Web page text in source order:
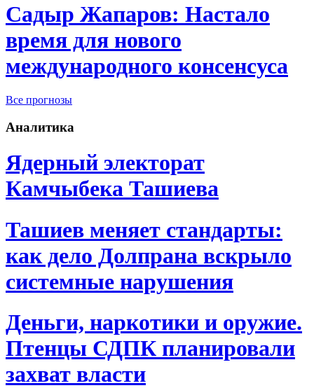
Садыр Жапаров: Настало
время для нового
международного консенсуса
Все прогнозы
Аналитика
Ядерный электорат
Камчыбека Ташиева
Ташиев меняет стандарты:
как дело Долпрана вскрыло
системные нарушения
Деньги, наркотики и оружие.
Птенцы СДПК планировали
захват власти